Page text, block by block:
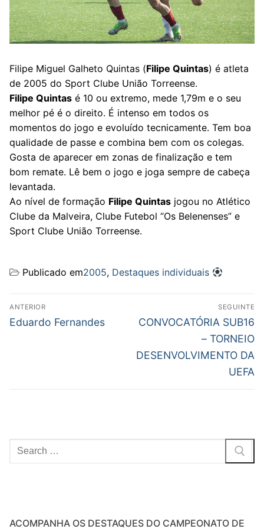
Filipe Miguel Galheto Quintas (Filipe Quintas) é atleta
de 2005 do Sport Clube União Torreense.
Filipe Quintas é 10 ou extremo, mede 1,79m e o seu
melhor pé é o direito. É intenso em todos os
momentos do jogo e evoluído tecnicamente. Tem boa
qualidade de passe e combina bem com os colegas.
Gosta de aparecer em zonas de finalização e tem
bom remate. Lê bem o jogo e joga sempre de cabeça
levantada.
Ao nível de formação Filipe Quintas jogou no Atlético
Clube da Malveira, Clube Futebol “Os Belenenses” e
Sport Clube União Torreense.
Publicado em2005, Destaques individuais
Navegação
de
ANTERIOR
Previous
Eduardo Fernandes
SEGUINTE
Next
CONVOCATÓRIA SUB16
– TORNEIO
DESENVOLVIMENTO DA
UEFA
Pesquisar
por:
ACOMPANHA OS DESTAQUES DO CAMPEONATO DE